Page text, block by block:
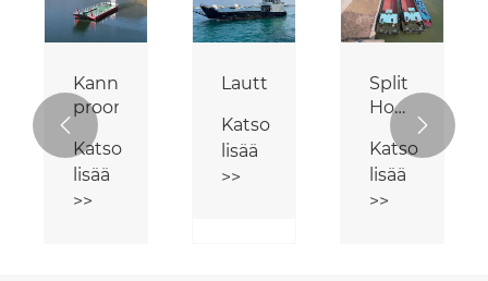
Kannen
proomu
Katso
lisää
>>
Lautta
Katso
lisää
>>
Split
Hopper
Barge
Katso
lisää
>>
 